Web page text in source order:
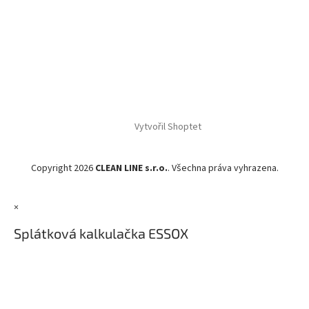
Vytvořil Shoptet
Copyright 2026 CLEAN LINE s.r.o.. Všechna práva vyhrazena.
×
Splátková kalkulačka ESSOX